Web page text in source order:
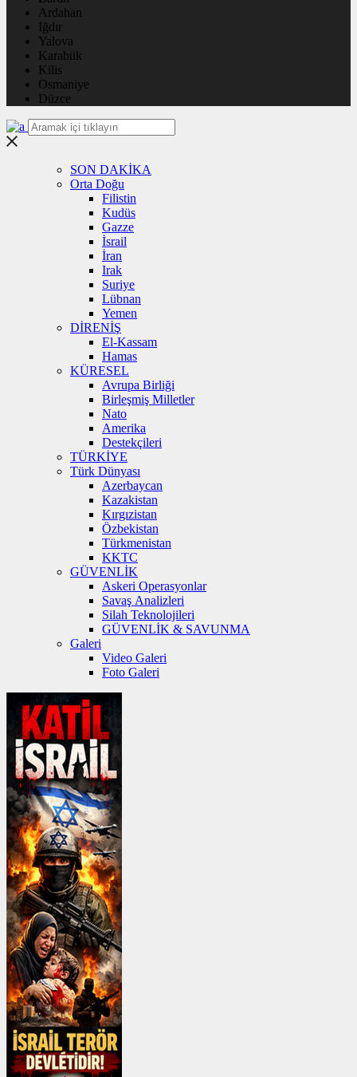
Ardahan
Iğdır
Yalova
Karabük
Kilis
Osmaniye
Düzce
SON DAKİKA
Orta Doğu
Filistin
Kudüs
Gazze
İsrail
İran
Irak
Suriye
Lübnan
Yemen
DİRENİŞ
El-Kassam
Hamas
KÜRESEL
Avrupa Birliği
Birleşmiş Milletler
Nato
Amerika
Destekçileri
TÜRKİYE
Türk Dünyası
Azerbaycan
Kazakistan
Kırgızistan
Özbekistan
Türkmenistan
KKTC
GÜVENLİK
Askeri Operasyonlar
Savaş Analizleri
Silah Teknolojileri
GÜVENLİK & SAVUNMA
Galeri
Video Galeri
Foto Galeri